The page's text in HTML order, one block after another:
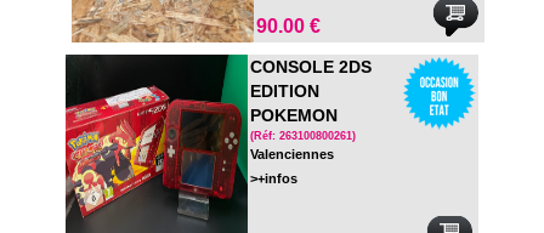
90.00 €
CONSOLE 2DS
EDITION
POKEMON
OMEGA RUBIS EN
BOITE SANS LE
JEU
(Réf: 263100800261)
Valenciennes
>+infos